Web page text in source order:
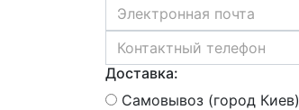
Доставка:
Самовывоз (город Киев)